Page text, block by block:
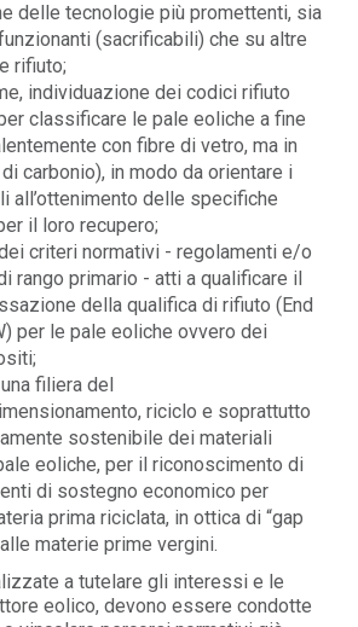
delle tecnologie più promettenti, sia
(sacrificabili) che su altre
rifiuto;
individuazione dei codici rifiuto
classificare le pale eoliche a fine
con fibre di vetro, ma in
carbonio), in modo da orientare i
all’ottenimento delle specifiche
il loro recupero;
criteri normativi - regolamenti e/o
rango primario - atti a qualificare il
della qualifica di rifiuto (End
per le pale eoliche ovvero dei
filiera del
riciclo e soprattutto
sostenibile dei materiali
eoliche, per il riconoscimento di
di sostegno economico per
prima riciclata, in ottica di “gap
materie prime vergini.
a tutelare gli interessi e le
eolico, devono essere condotte